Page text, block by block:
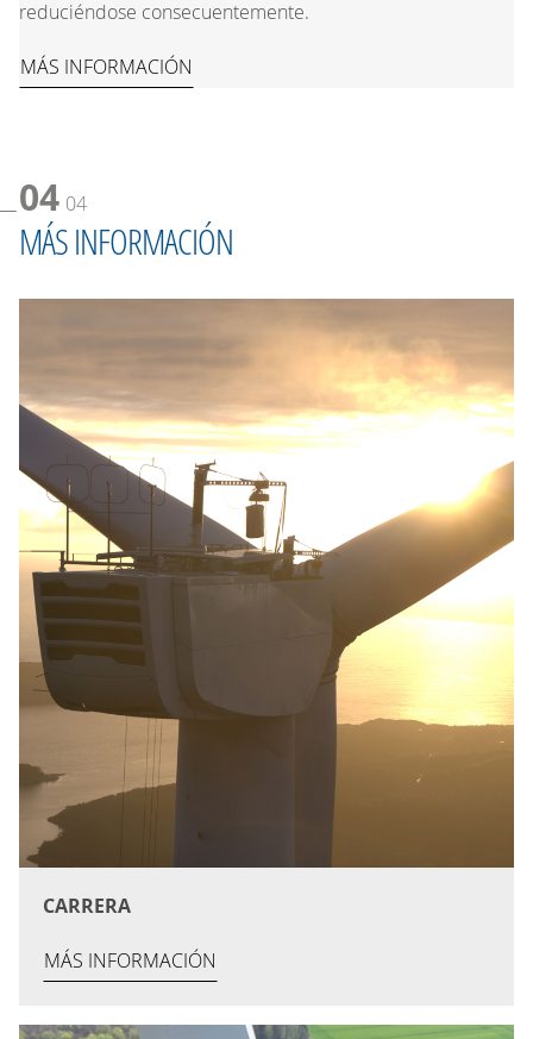
reduciéndose consecuentemente.
MÁS INFORMACIÓN
04 04
MÁS INFORMACIÓN
CARRERA
MÁS INFORMACIÓN